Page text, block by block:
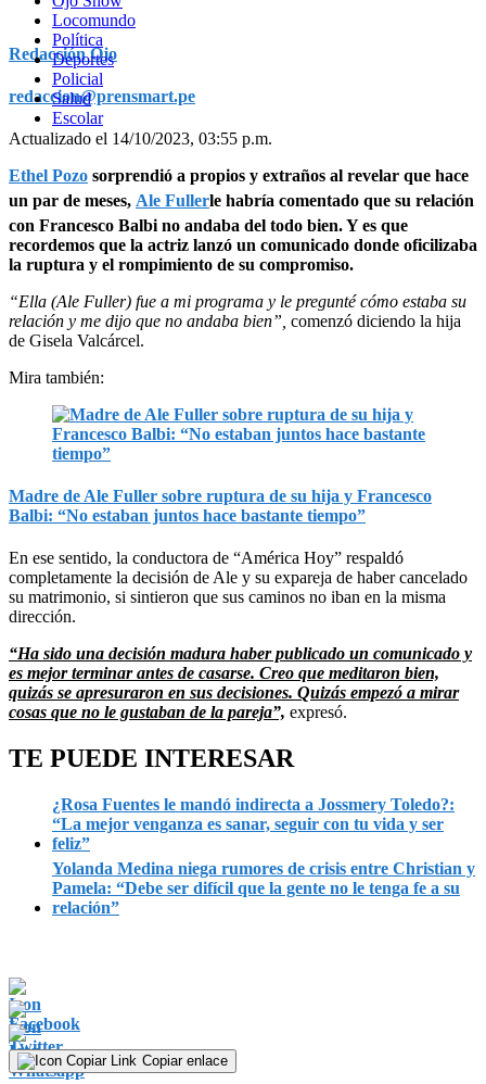
Locomundo
Política
Deportes
Policial
Salud
Escolar
Redacción Ojo
redaccion@prensmart.pe
Actualizado el 14/10/2023, 03:55 p.m.
Ethel Pozo sorprendió a propios y extraños al revelar que hace
un par de meses, Ale Fullerle habría comentado que su relación
con Francesco Balbi no andaba del todo bien. Y es que
recordemos que la actriz lanzó un comunicado donde oficilizaba
la ruptura y el rompimiento de su compromiso.
“Ella (Ale Fuller) fue a mi programa y le pregunté cómo estaba su
relación y me dijo que no andaba bien”, comenzó diciendo la hija
de Gisela Valcárcel.
Mira también:
Madre de Ale Fuller sobre ruptura de su hija y Francesco
Balbi: “No estaban juntos hace bastante tiempo”
En ese sentido, la conductora de “América Hoy” respaldó
completamente la decisión de Ale y su expareja de haber cancelado
su matrimonio, si sintieron que sus caminos no iban en la misma
dirección.
“Ha sido una decisión madura haber publicado un comunicado y
es mejor terminar antes de casarse. Creo que meditaron bien,
quizás se apresuraron en sus decisiones. Quizás empezó a mirar
cosas que no le gustaban de la pareja”, expresó.
TE PUEDE INTERESAR
¿Rosa Fuentes le mandó indirecta a Jossmery Toledo?:
“La mejor venganza es sanar, seguir con tu vida y ser
feliz”
Yolanda Medina niega rumores de crisis entre Christian y
Pamela: “Debe ser difícil que la gente no le tenga fe a su
relación”
Copiar enlace